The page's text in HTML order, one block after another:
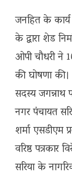
जनहित के
के द्वारा शेड
ओपी चौधरी ने
की घोषणा
सदस्य जगन्नाथ
नगर पंचायत
शर्मा एसडीएम
वरिष्ठ पत्रकार
सरिया के